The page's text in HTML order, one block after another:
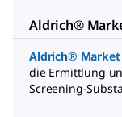
Aldrich®
Aldrich® Market
die Ermittlung
Screening-